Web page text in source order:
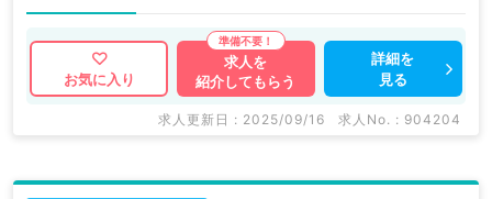
お気に入り
求人を
紹介してもらう
詳細を
見る
求人更新日 : 2025/09/16 求人No. : 904204